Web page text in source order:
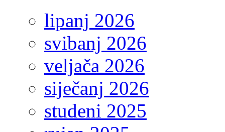
lipanj 2026
svibanj 2026
veljača 2026
siječanj 2026
studeni 2025